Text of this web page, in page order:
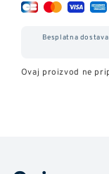
BiG
Bud
BiG
Besplatna
Ovaj proizvod ne